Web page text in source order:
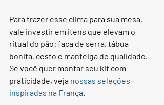
Para trazer esse clima para sua mesa,
vale investir em itens que elevam o
ritual do pão: faca de serra, tábua
bonita, cesto e manteiga de qualidade.
Se você quer montar seu kit com
praticidade, veja nossas seleções
inspiradas na França.